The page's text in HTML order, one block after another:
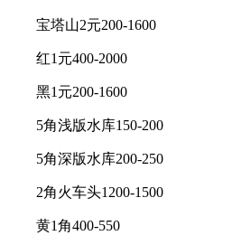
宝塔山2元200-1600
红1元400-2000
黑1元200-1600
5角浅版水库150-200
5角深版水库200-250
2角火车头1200-1500
黄1角400-550